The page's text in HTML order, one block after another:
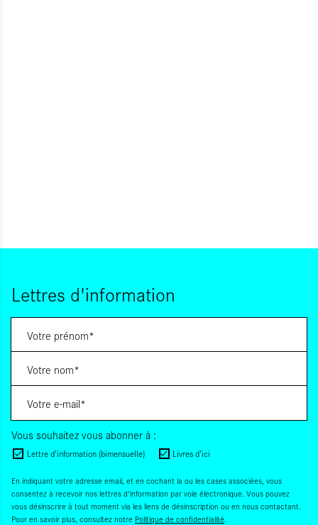
Lettres d'information
Vous souhaitez vous abonner à :
Lettre d'information (bimensuelle) Livres d'ici
En indiquant votre adresse email, et en cochant la ou les cases associées, vous
consentez à recevoir nos lettres d'information par voie électronique. Vous pouvez
vous désinscrire à tout moment via les liens de désinscription ou en nous contactant.
Pour en savoir plus, consultez notre Politique de confidentialité.